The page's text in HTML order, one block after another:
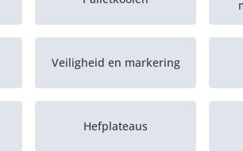
Veiligheid en markering
Hefplateaus